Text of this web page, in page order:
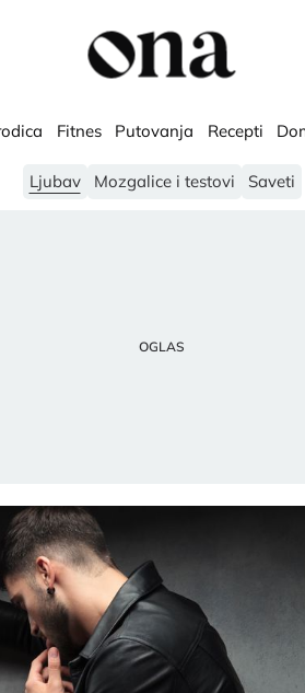
Fitnes Putovanja Recepti
Ljubav Mozgalice i testovi Saveti